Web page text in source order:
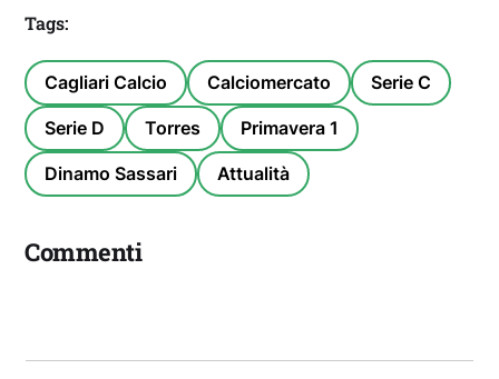
Tags:
Cagliari Calcio Calciomercato Serie C
Serie D Torres Primavera 1
Dinamo Sassari Attualità
Commenti